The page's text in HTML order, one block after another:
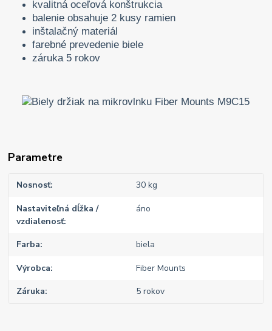
kvalitná oceľová konštrukcia
balenie obsahuje 2 kusy ramien
inštalačný materiál
farebné prevedenie biele
záruka 5 rokov
Parametre
Nosnosť 30 kg
Nastaviteľná dĺžka /
vzdialenosť
áno
Farba biela
Výrobca Fiber Mounts
Záruka 5 rokov